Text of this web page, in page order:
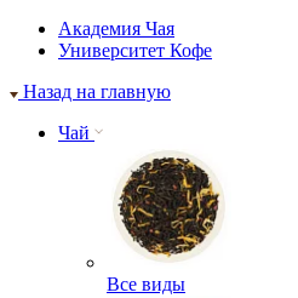
Академия Чая
Университет Кофе
Назад на главную
Чай
Все виды